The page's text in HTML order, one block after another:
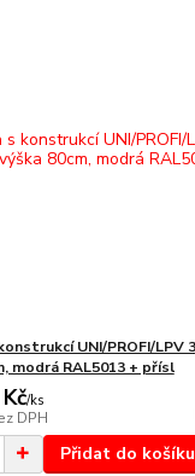
UNI/PROFI/LPV
modrá RAL5013 + přísl
/ks
DPH
Přidat do košíku